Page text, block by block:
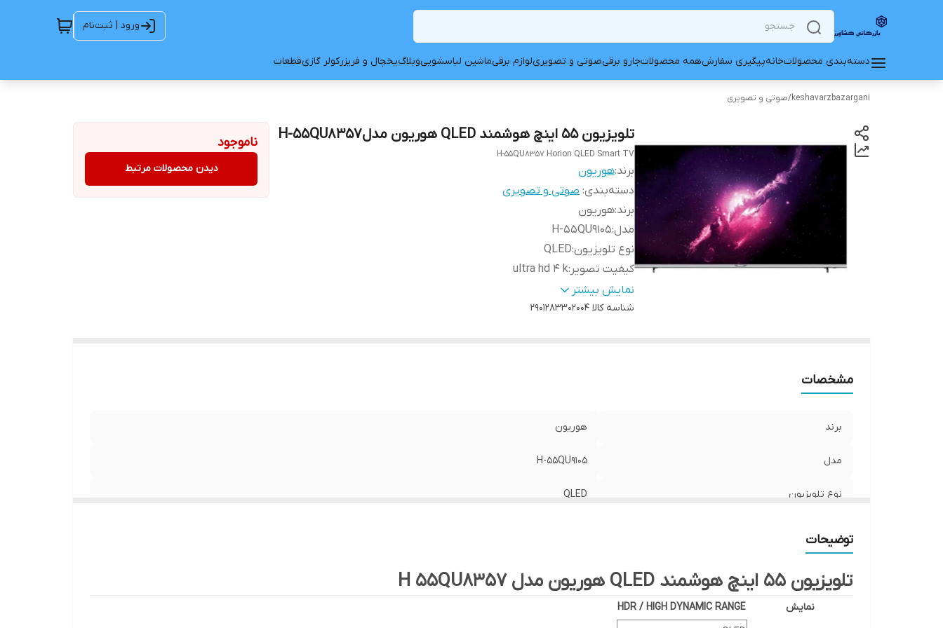
ورود | ثبت‌نام
دسته‌بندی محصولاتخانهپیگیری سفارشهمه محصولاتجارو برقیصوتی و تصویریلوازم برقیماشین لباسشوییوبلاگیخچال و فریزرکولر گازیقطعات
keshavarzbazargani
/صوتی و تصویری
تلویزیون 55 اینچ هوشمند QLED هوریون مدلH-55QU8357
H-55QU8357 Horion QLED Smart TV
برند:هوریون
دسته‌بندی: صوتی و تصویری
برند:هوریون
مدل:
H-55QU9105
نوع تلویزیون:
QLED
کیفیت تصویر :ultra hd ۴ k
اندازه صفحه نمایش
نمایش بیشتر
شناسه کالا 2901283302004
ناموجود
دیدن محصولات مرتبط
مشخصات
برند هوریون
مدل H-55QU9105
نوع تلویزیون QLED
توضیحات
تلویزیون 55 اینچ هوشمند QL ED هوریون مدل H 55QU8357
نمایش
HDR / HIGH DYNAMIC RANGE